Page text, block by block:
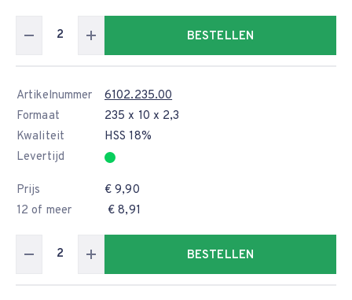
BESTELLEN
Artikelnummer
6102.235.00
Formaat
235 x 10 x 2,3
Kwaliteit
HSS 18%
Levertijd
Prijs
€ 9,90
12 of meer
€ 8,91
BESTELLEN